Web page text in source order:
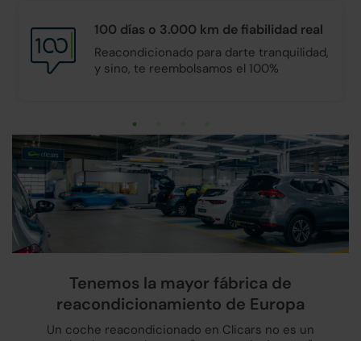
100 días o 3.000 km defiabilidad real
Reacondicionado para darte tranquilidad,
y sino, te reembolsamos el 100%
Tenemos la mayor fábrica de
reacondicionamiento de Europa
Un coche reacondicionado en Clicars no es un